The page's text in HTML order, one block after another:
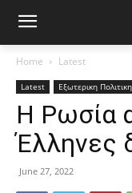
Home Latest
Latest Εξωτερικη Πολιτικη
Η Ρωσία
Έλληνες
June 27, 2022